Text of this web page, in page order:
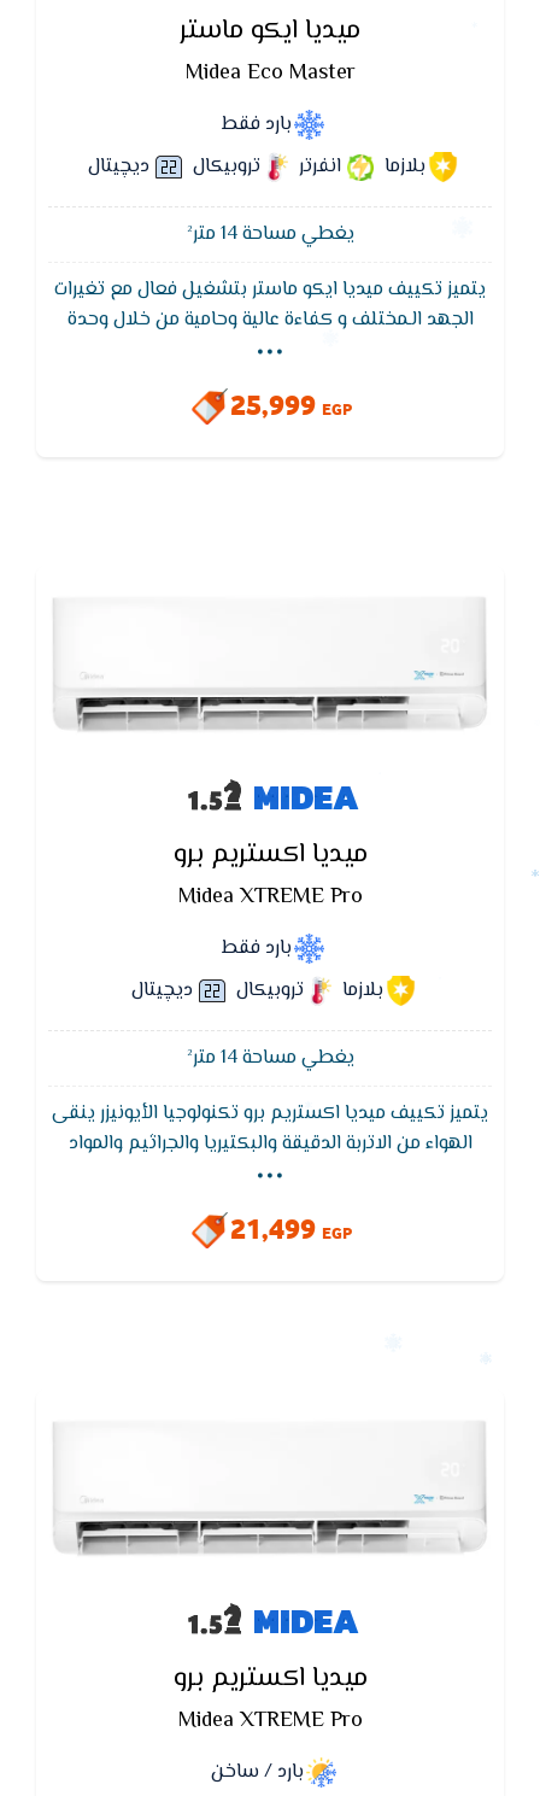
ميديا ايكو ماستر
Midea Eco Master
بارد فقط
بلازما
انفرتر تروبيكال ديچيتال
يغطي مساحة 14 متر²
يتميز تكييف ميديا ايكو ماستر بتشغيل فعال مع تغيرات
الجهد الـمختلف و كفاءة عالية وحامية من خلال وحدة
التحكم الكهربائية الرئيسية الذكية التي تعمل على
تحسين الأداء بفضل قدرتها على تحمل تغيرات الجهد من
١٦٥ فولت إلى ٢٦٥ فولت.
...
25,999 EGP
MIDEA
ميديا اكستريم برو
Midea XTREME Pro
بارد فقط
بلازما
تروبيكال ديچيتال
يغطي مساحة 14 متر²
يتميز تكييف ميديا اكستريم برو تكنولوجيا الأيونيزر ينقى
الهواء من الاتربة الدقيقة والبكتيريا والجراثيم والمواد
المسببة للحساسية. - يزيل دخان السجائر وأي أدخنة أخرى
والروائح الغير مستحبة. - يقضى على الملوثات العضوية
والكيميائية الضارة. - يخفف التعب والحساسية وآلالام
...
21,499 EGP
MIDEA
ميديا اكستريم برو
Midea XTREME Pro
بارد / ساخن